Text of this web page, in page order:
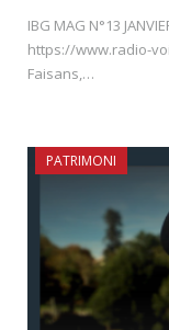
IBG MAG N°13
https://www.radio-
Faisans,…
PATRIMONI